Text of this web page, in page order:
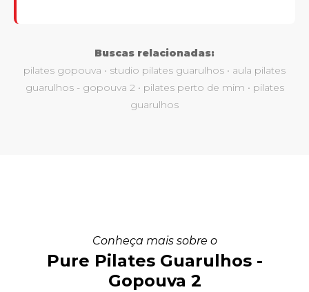
Buscas relacionadas:
pilates gopouva • studio pilates guarulhos • aula pilates
guarulhos - gopouva 2 • pilates perto de mim • pilates
guarulhos
Conheça mais sobre o
Pure Pilates Guarulhos -
Gopouva 2